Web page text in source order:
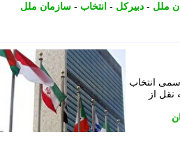
ملل - دبیرکل - انتخاب - سازمان ملل
انتخاب
از